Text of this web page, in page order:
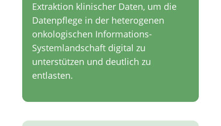
Extraktion klinischer Daten, um die
Datenpflege in der heterogenen
onkologischen Informations-
Systemlandschaft digital zu
unterstützen und deutlich zu
entlasten.